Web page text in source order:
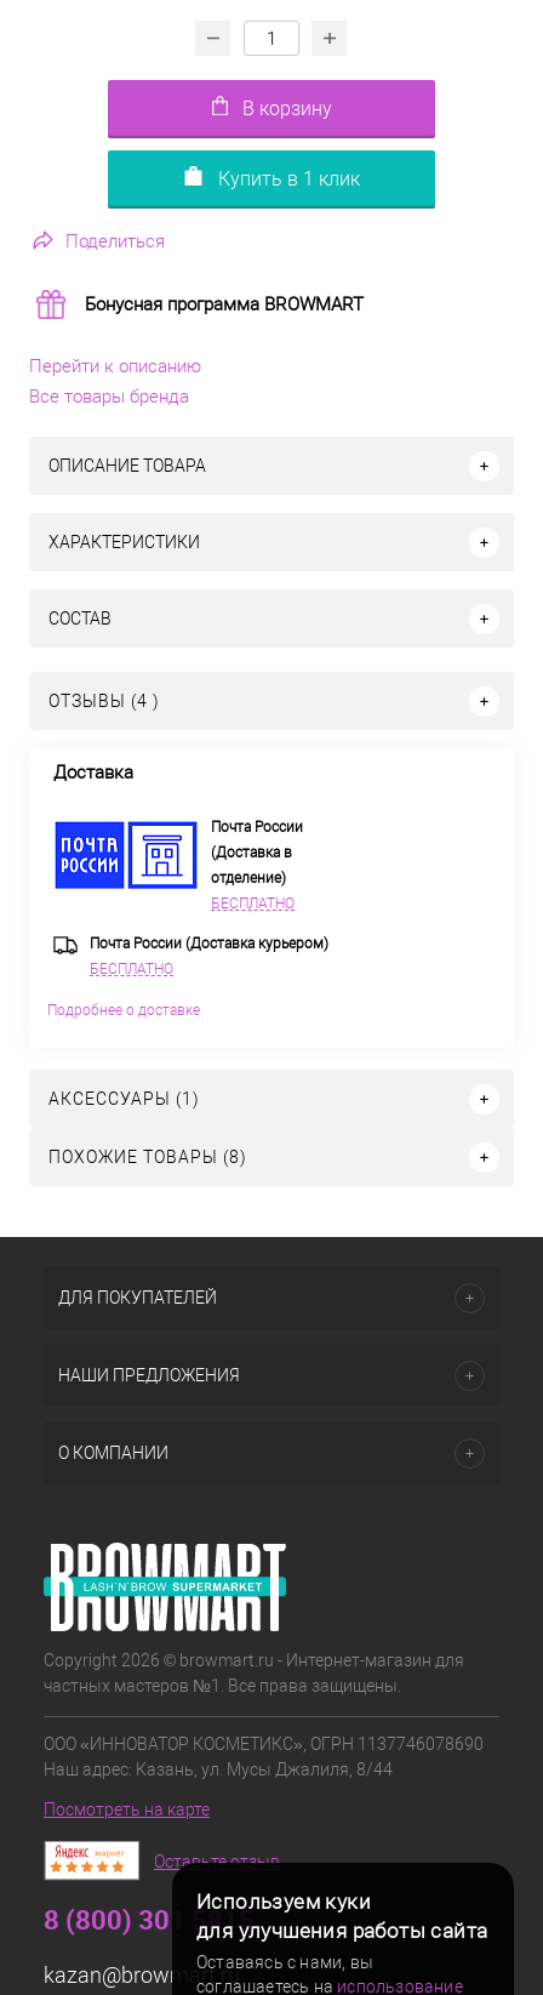
В корзину
Купить в 1 клик
Поделиться
Бонусная программа BROWMART
Перейти к описанию
Все товары бренда
ОПИСАНИЕ ТОВАРА
ХАРАКТЕРИСТИКИ
СОСТАВ
ОТЗЫВЫ (4 )
Доставка
Почта России
(Доставка в
отделение)
БЕСПЛАТНО
Почта России (Доставка курьером)
БЕСПЛАТНО
Подробнее о доставке
АКСЕССУАРЫ (1)
ПОХОЖИЕ ТОВАРЫ (8)
Используем куки
для улучшения работы сайта
Оставаясь с нами, вы
соглашаетесь на использование
ДЛЯ ПОКУПАТЕЛЕЙ
НАШИ ПРЕДЛОЖЕНИЯ
О КОМПАНИИ
Copyright 2026 © browmart.ru - Интернет-магазин для
частных мастеров №1. Все права защищены.
ООО «ИННОВАТОР КОСМЕТИКС», ОГРН 1137746078690
Наш адрес: Казань, ул. Мусы Джалиля, 8/44
Посмотреть на карте
Оставьте отзыв
8 (800) 301 5815
kazan@browmart.ru